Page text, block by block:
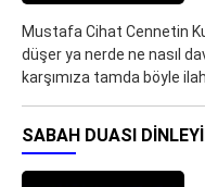
Mustafa Cihat Cennetin
düşer ya nerde ne nasıl
karşımıza tamda böyle
SABAH DUASI